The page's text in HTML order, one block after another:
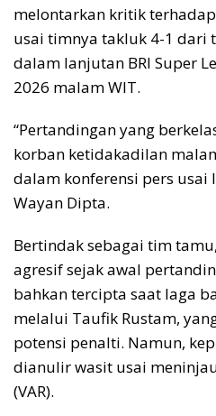
melontarkan kritik
usai timnya takluk 4-1 dari
dalam lanjutan BRI Super
2026 malam WIT.
“Pertandingan yang
korban ketidakadilan
dalam konferensi pers usai
Wayan Dipta.
Bertindak sebagai tim
agresif sejak awal
bahkan tercipta saat laga
melalui Taufik Rustam,
potensi penalti. Namun,
dianulir wasit usai
(VAR).